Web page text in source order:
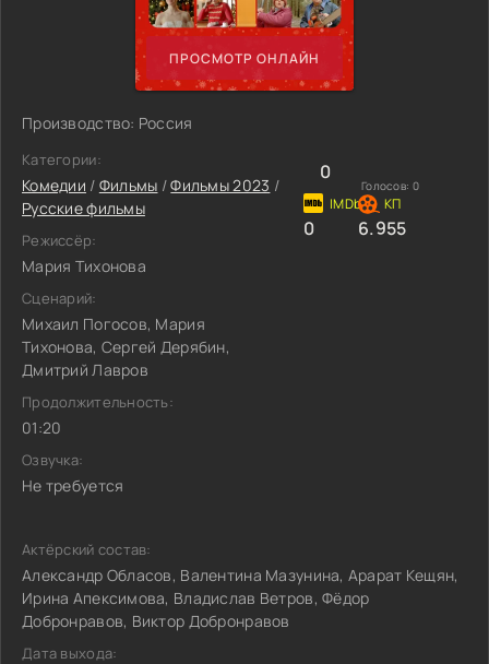
ПРОСМОТР ОНЛАЙН
Производство: Россия
Категории:
Комедии / Фильмы /Фильмы 2023 /
Русские фильмы
Режиссёр:
Мария Тихонова
Сценарий:
Михаил Погосов, Мария
Тихонова, Сергей Дерябин,
Дмитрий Лавров
Продолжительность:
01:20
Озвучка:
Не требуется
0
Голосов: 0
0 6.955
Актёрский состав:
Александр Обласов, Валентина Мазунина, Арарат Кещян,
Ирина Апексимова, Владислав Ветров, Фёдор
Добронравов, Виктор Добронравов
Дата выхода: